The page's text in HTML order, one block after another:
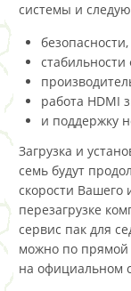
системы и
безопасности,
работа HDMI
и поддержку
Загрузка и
семь будут
скорости Вашего
перезагрузке
сервис пак для
можно по прямой
на официальном